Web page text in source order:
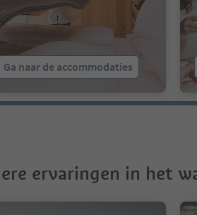
Ga naar de accommodaties
ervaringen in het